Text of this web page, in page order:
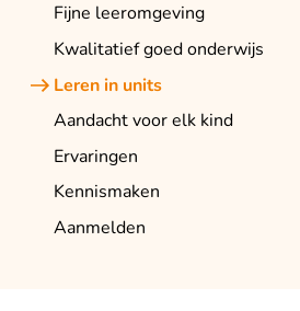
Fijne leeromgeving
Kwalitatief goed onderwijs
Leren in units
Aandacht voor elk kind
Ervaringen
Kennismaken
Aanmelden